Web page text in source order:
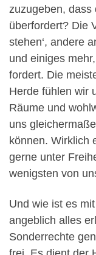
zuzugeben, dass
überfordert? Die
stehen‘, andere
und einiges
fordert. Die
Herde fühlen wir
Räume und
uns
können. Wirklich
gerne unter
wenigsten von
Und wie ist es
angeblich alles
Sonderrechte